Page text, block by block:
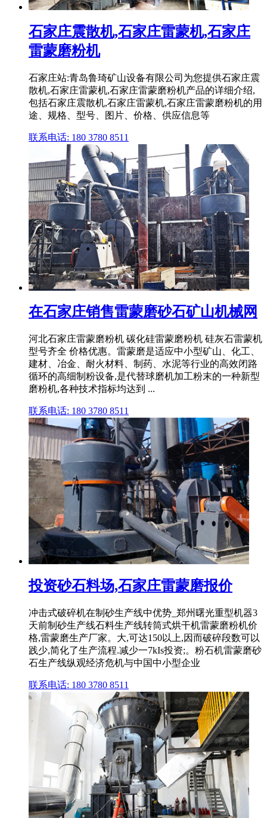
石家庄震散机,石家庄雷蒙机,石家庄
雷蒙磨粉机
石家庄站:青岛鲁琦矿山设备有限公司为您提供石家庄震
散机,石家庄雷蒙机,石家庄雷蒙磨粉机产品的详细介绍,
包括石家庄震散机,石家庄雷蒙机,石家庄雷蒙磨粉机的用
途、规格、型号、图片、价格、供应信息等
联系电话: 180 3780 8511
在石家庄销售雷蒙磨砂石矿山机械网
河北石家庄雷蒙磨粉机 碳化硅雷蒙磨粉机 硅灰石雷蒙机
型号齐全 价格优惠。雷蒙磨是适应中小型矿山、化工、
建材、冶金、耐火材料、制药、水泥等行业的高效闭路
循环的高细制粉设备,是代替球磨机加工粉末的一种新型
磨粉机,各种技术指标均达到 ...
联系电话: 180 3780 8511
投资砂石料场,石家庄雷蒙磨报价
冲击式破碎机在制砂生产线中优势_郑州曙光重型机器3
天前制砂生产线石料生产线转筒式烘干机雷蒙磨粉机价
格,雷蒙磨生产厂家。大,可达150以上,因而破碎段数可以
践少,简化了生产流程.减少一7kIs投资;。粉石机雷蒙磨砂
石生产线纵观经济危机与中国中小型企业
联系电话: 180 3780 8511